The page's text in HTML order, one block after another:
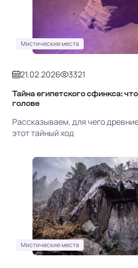
Мистические места
21.02.2026 3321
Тайна египетского сфинкса:
голове
Рассказываем, для чего
этот тайный ход
Мистические места